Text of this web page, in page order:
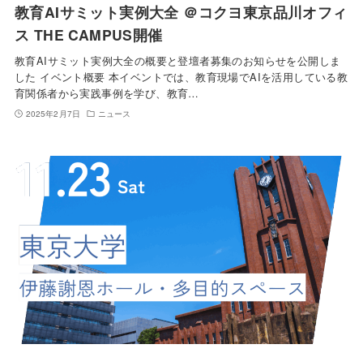
教育AIサミット実例大全 ＠コクヨ東京品川オフィ
ス THE CAMPUS開催
教育AIサミット実例大全の概要と登壇者募集のお知らせを公開しま
した イベント概要 本イベントでは、教育現場でAIを活用している教
育関係者から実践事例を学び、教育…
2025年2月7日 ニュース